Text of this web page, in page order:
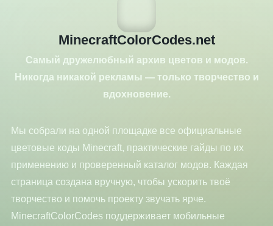
MinecraftColorCodes.net
Самый дружелюбный архив цветов и модов.
Никогда никакой рекламы — только творчество и
вдохновение.
Мы собрали на одной площадке все официальные
цветовые коды Minecraft, практические гайды по их
применению и проверенный каталог модов. Каждая
страница создана вручную, чтобы ускорить твоё
творчество и помочь проекту звучать ярче.
MinecraftColorCodes поддерживает мобильные